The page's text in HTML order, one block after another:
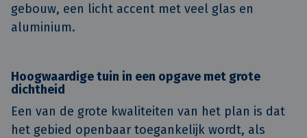
gebouw, een licht accent met veel glas en
aluminium.
Hoogwaardige tuin in een opgave met grote
dichtheid
Een van de grote kwaliteiten van het plan is dat
het gebied openbaar toegankelijk wordt, als